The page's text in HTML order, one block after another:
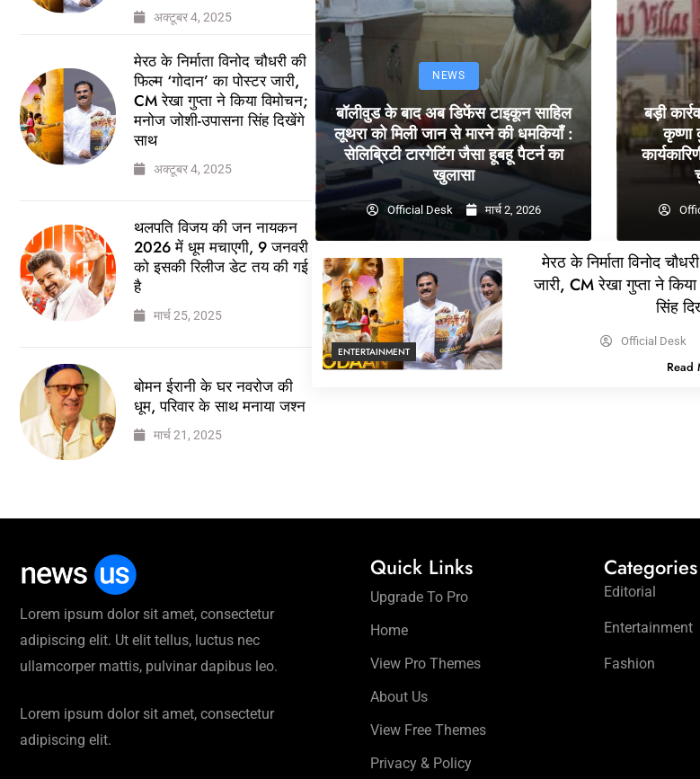
अक्टूबर 4, 2025
मेरठ के निर्माता विनोद चौधरी की
फिल्म ‘गोदान’ का पोस्टर जारी,
CM रेखा गुप्ता ने किया विमोचन;
मनोज जोशी-उपासना सिंह दिखेंगे
साथ
अक्टूबर 4, 2025
थलपति विजय की जन नायकन
2026 में धूम मचाएगी, 9 जनवरी
को इसकी रिलीज डेट तय की गई
है
मार्च 25, 2025
बोमन ईरानी के घर नवरोज की
धूम, परिवार के साथ मनाया जश्न
मार्च 21, 2025
NEWS
बॉलीवुड के बाद अब डिफेंस टाइकून साहिल
लूथरा को मिली जान से मारने की धमकियाँ :
सेलिब्रिटी टारगेटिंग जैसा हूबहू पैटर्न का
खुलासा
Official Desk मार्च 2, 2026
बड़ी
ENTERTAINMENT
मेरठ के निर्माता विनोद
जारी, CM रेखा गुप्ता ने
सिंह
Official Desk
Read
Lorem ipsum dolor sit amet, consectetur
adipiscing elit. Ut elit tellus, luctus nec
ullamcorper mattis, pulvinar dapibus leo.
Lorem ipsum dolor sit amet, consectetur
adipiscing elit.
Quick Links
Upgrade To Pro
Home
View Pro Themes
About Us
View Free Themes
Privacy & Policy
Categories
Editorial
Entertainment
Fashion